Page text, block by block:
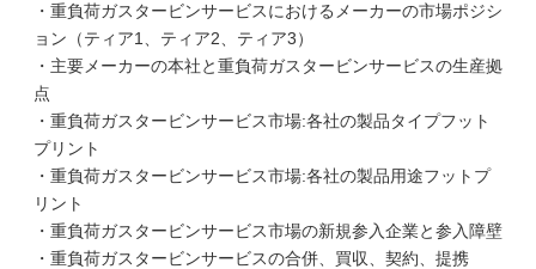
・重負荷ガスタービンサービスにおけるメーカーの市場ポジシ
ョン（ティア1、ティア2、ティア3）
・主要メーカーの本社と重負荷ガスタービンサービスの生産拠
点
・重負荷ガスタービンサービス市場:各社の製品タイプフット
プリント
・重負荷ガスタービンサービス市場:各社の製品用途フットプ
リント
・重負荷ガスタービンサービス市場の新規参入企業と参入障壁
・重負荷ガスタービンサービスの合併、買収、契約、提携